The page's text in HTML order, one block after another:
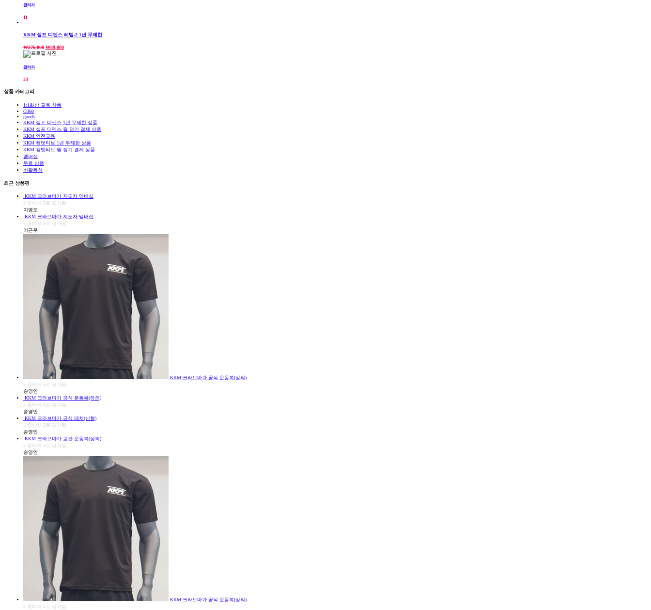
관리자
11
KKM 셀프 디펜스 레벨.2 1년 무제한
₩276,000 ₩89,000
관리자
23
상품 카테고리
1:1화상 교육 상품
G360
goods
KKM 셀프 디펜스 1년 무제한 상품
KKM 셀프 디펜스 월 정기 결제 상품
KKM 안전교육
KKM 컴뱃티브 1년 무제한 상품
KKM 컴뱃티브 월 정기 결제 상품
멤버십
무료 상품
비활동성
최근 상품평
KKM 크라브마가 지도자 멤버십
5 중에서 5로 평가됨
이병도
KKM 크라브마가 지도자 멤버십
5 중에서 5로 평가됨
이근우
KKM 크라브마가 공식 운동복(상의)
5 중에서 5로 평가됨
송영인
KKM 크라브마가 공식 운동복(하의)
5 중에서 5로 평가됨
송영인
KKM 크라브마가 공식 패치(신형)
5 중에서 5로 평가됨
송영인
KKM 크라브마가 교관 운동복(상의)
5 중에서 5로 평가됨
송영인
KKM 크라브마가 공식 운동복(상의)
5 중에서 5로 평가됨